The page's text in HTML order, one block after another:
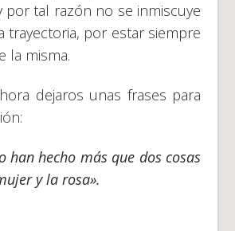
por tal razón no se inmiscuye
trayectoria, por estar siempre
la misma.
dejaros unas frases para
han hecho más que dos cosas
y la rosa».